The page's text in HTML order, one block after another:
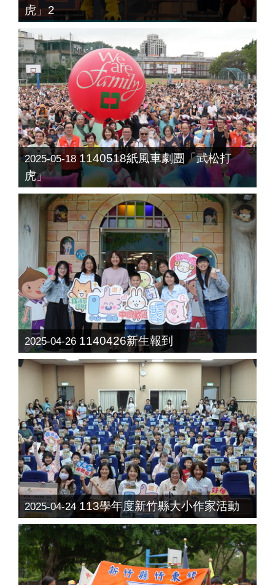
虎」2
2025-05-18 1140518紙風車劇團「武松打
虎」
2025-04-26 1140426新生報到
2025-04-24 113學年度新竹縣大小作家活動